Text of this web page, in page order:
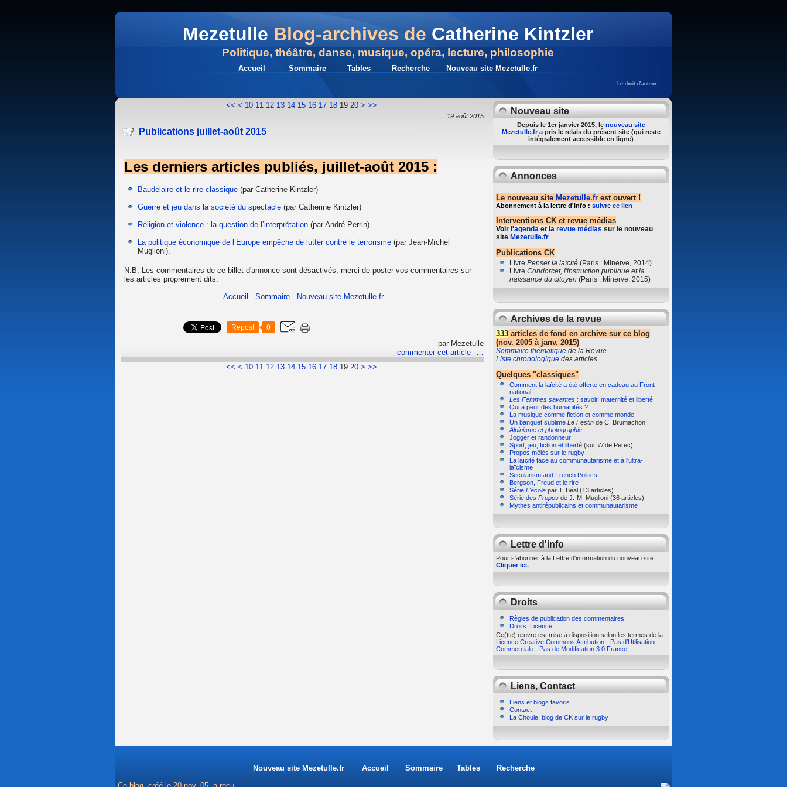
Mezetulle Blog-archives de Catherine Kintzler
Politique, théâtre, danse, musique, opéra, lecture, philosophie
Accueil Sommaire Tables Recherche Nouveau site Mezetulle.fr
Le droit d'auteur
<< < 10 11 12 13 14 15 16 17 18 19 20 30
40
50
60
70
80
90
100
200
300
400
500
600
700
> >>
19 août 2015
Publications juillet-août 2015
Les derniers articles publiés, juillet-août 2015 :
Baudelaire et le rire classique (par Catherine Kintzler)
Guerre et jeu dans la société du spectacle (par Catherine Kintzler)
Religion et violence : la question de l’interprétation (par André Perrin)
La politique économique de l’Europe empêche de lutter contre le terrorisme (par Jean-Michel
Muglioni).
N.B. Les commentaires de ce billet d'annonce sont désactivés, merci de poster vos commentaires sur
les articles proprement dits.
Accueil
Sommaire Nouveau site Mezetulle.fr
Repost 0
par Mezetulle
commenter cet article
<< < 10 11 12 13 14 15 16 17 18 19 20 30
40
50
60
70
80
90
100
200
300
400
500
600
700
> >>
Nouveau site
Depuis le 1er janvier 2015, le nouveau site
Mezetulle.fra pris le relais du présent site (qui reste
intégralement accessible en ligne)
Annonces
Le nouveau site Mezetulle.fr est ouvert !
Abonnement à la lettre d'info : suivre ce lien
Interventions CK et revue médias
Voir l'agenda et la revue médias sur le nouveau
site Mezetulle.fr
Publications CK
Livre Penser la laïcité (Paris : Minerve, 2014)
Livre Condorcet, l'instruction publique et la
naissance du citoyen (Paris : Minerve, 2015)
Archives de la revue
333 articles de fond en archive sur ce blog
(nov. 2005 à janv. 2015)
Sommaire thématique de la Revue
Liste chronologique des articles
Quelques "classiques"
Comment la laïcité a été offerte en cadeau au Front
national
Les Femmes savantes : savoir, maternité et liberté
Qui a peur des humanités ?
La musique comme fiction et comme monde
Un banquet sublime Le Festin de C. Brumachon
Alpinisme et photographie
Jogger et randonneur
Sport, jeu, fiction et liberté (sur Wde Perec)
Propos mêlés sur le rugby
La laïcité face au communautarisme et à l'ultra-
laïcisme
Secularism and French Politics
Bergson, Freud et le rire
Série L'école par T. Béal (13 articles)
Série des Propos de J.-M. Muglioni (36 articles)
Mythes antirépublicains et communautarisme
Lettre d'info
Pour s'abonner à la Lettre d'information du nouveau site :
Cliquer ici.
Droits
Règles de publication des commentaires
Droits. Licence
Ce(tte) œuvre est mise à disposition selon les termes de la
Licence Creative Commons Attribution - Pas d’Utilisation
Commerciale - Pas de Modification 3.0 France
Liens, Contact
Liens et blogs favoris
Contact
La Choule: blog de CK sur le rugby
Nouveau site Mezetulle.fr Accueil Sommaire Tables
Recherche